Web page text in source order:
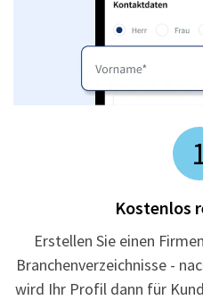
Kostenlos
Erstellen Sie einen
Branchenverzeichnisse -
wird Ihr Profil dann für